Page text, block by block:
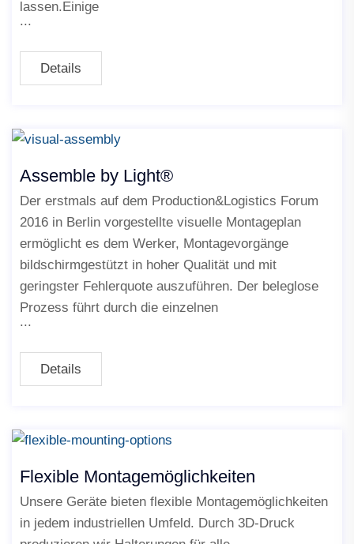
lassen.Einige
Details
Assemble by Light®
Der erstmals auf dem Production&Logistics Forum
2016 in Berlin vorgestellte visuelle Montageplan
ermöglicht es dem Werker, Montagevorgänge
bildschirmgestützt in hoher Qualität und mit
geringster Fehlerquote auszuführen. Der beleglose
Prozess führt durch die einzelnen
Details
Flexible Montagemöglichkeiten
Unsere Geräte bieten flexible Montagemöglichkeiten
in jedem industriellen Umfeld. Durch 3D-Druck